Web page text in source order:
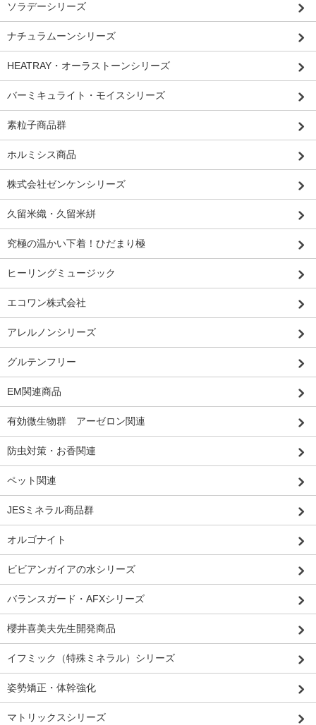
ソラデーシリーズ
ナチュラムーンシリーズ
HEATRAY・オーラストーンシリーズ
バーミキュライト・モイスシリーズ
素粒子商品群
ホルミシス商品
株式会社ゼンケンシリーズ
久留米織・久留米絣
究極の温かい下着！ひだまり極
ヒーリングミュージック
エコワン株式会社
アレルノンシリーズ
グルテンフリー
EM関連商品
有効微生物群 アーゼロン関連
防虫対策・お香関連
ペット関連
JESミネラル商品群
オルゴナイト
ビビアンガイアの水シリーズ
バランスガード・AFXシリーズ
櫻井喜美夫先生開発商品
イフミック（特殊ミネラル）シリーズ
姿勢矯正・体幹強化
マトリックスシリーズ